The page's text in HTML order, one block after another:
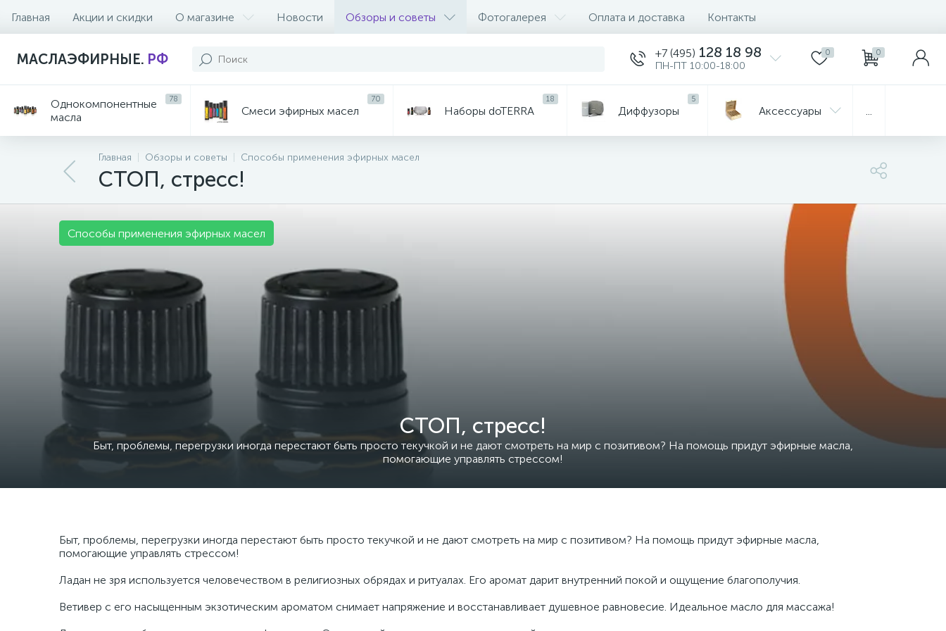
Главная Акции и скидки О магазине Новости Обзоры и советы Фотогалерея Оплата и доставка Контакты
МАСЛАЭФИРНЫЕ. РФ +7 (495) 128 18 98
ПН-ПТ 10:00-18:00
0 0
Однокомпонентные
масла
78
Смеси эфирных масел
70
Наборы doTERRA
18
Диффузоры
5
Aксессуары
Главная Обзоры и советы Способы применения эфирных масел
СТОП, стресс!
СТОП, стресс!
Быт, проблемы, перегрузки иногда перестают быть просто текучкой и не дают смотреть на мир с позитивом? На помощь придут эфирные масла,
помогающие управлять стрессом!
Способы применения эфирных масел
Быт, проблемы, перегрузки иногда перестают быть просто текучкой и не дают смотреть на мир с позитивом? На помощь придут эфирные масла,
помогающие управлять стрессом!
Ладан не зря используется человечеством в религиозных обрядах и ритуалах. Его аромат дарит внутренний покой и ощущение благополучия.
Ветивер с его насыщенным экзотическим ароматом снимает напряжение и восстанавливает душевное равновесие. Идеальное масло для массажа!